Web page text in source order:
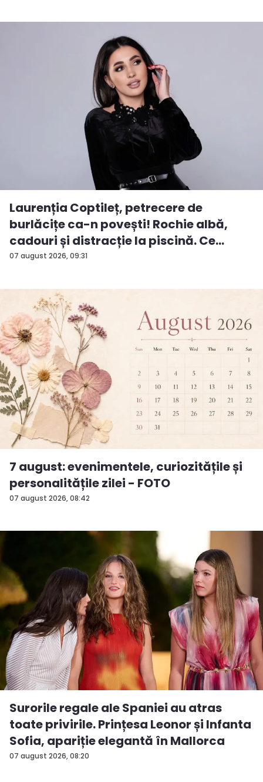
07 august 2026, 09:31
Laurenția Coptileț, petrecere de
burlăcițe ca-n povești! Rochie albă,
cadouri și distracție la piscină. Ce
surp...
07 august 2026, 08:42
7 august: evenimentele, curiozitățile și
personalitățile zilei - FOTO
07 august 2026, 08:20
Surorile regale ale Spaniei au atras
toate privirile. Prințesa Leonor și Infanta
Sofia, apariție elegantă în Mallorca